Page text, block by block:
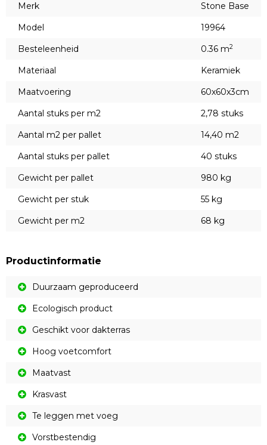
Merk
Stone Base
Model
19964
Besteleenheid
0.36 m2
Materiaal
Keramiek
Maatvoering
60x60x3cm
Aantal stuks per m2
2,78 stuks
Aantal m2 per pallet
14,40 m2
Aantal stuks per pallet
40 stuks
Gewicht per pallet
980 kg
Gewicht per stuk
55 kg
Gewicht per m2
68 kg
Productinformatie
Duurzaam geproduceerd
Ecologisch product
Geschikt voor dakterras
Hoog voetcomfort
Maatvast
Krasvast
Te leggen met voeg
Vorstbestendig